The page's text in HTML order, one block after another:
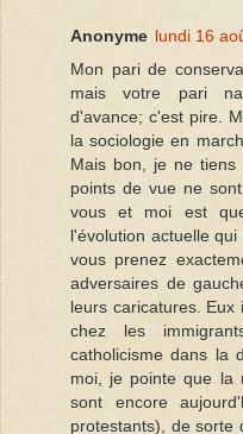
Anonyme lundi 16
Mon pari de
mais votre pari
d'avance; c'est pire.
la sociologie en
Mais bon, je ne
points de vue ne
vous et moi est
l'évolution actuelle
vous prenez
adversaires de
leurs caricatures.
chez les
catholicisme dans la
moi, je pointe que la
sont encore
protestants), de sorte